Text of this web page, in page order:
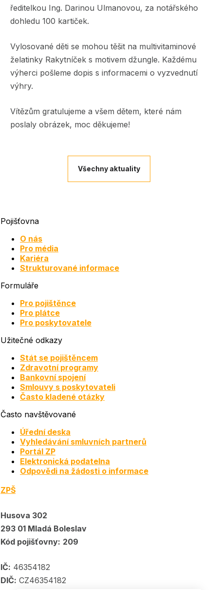
ředitelkou Ing. Darinou Ulmanovou, za notářského
dohledu 100 kartiček.
Vylosované děti se mohou těšit na multivitaminové
želatinky Rakytníček s motivem džungle. Každému
výherci pošleme dopis s informacemi o vyzvednutí
výhry.
Vítězům gratulujeme a všem dětem, které nám
poslaly obrázek, moc děkujeme!
Všechny aktuality
Pojišťovna
O nás
Pro média
Kariéra
Strukturované informace
Formuláře
Pro pojištěnce
Pro plátce
Pro poskytovatele
Užitečné odkazy
Stát se pojištěncem
Zdravotní programy
Bankovní spojení
Smlouvy s poskytovateli
Často kladené otázky
Často navštěvované
Úřední deska
Vyhledávání smluvních partnerů
Portál ZP
Elektronická podatelna
Odpovědi na žádosti o informace
ZPŠ
Husova 302
293 01 Mladá Boleslav
Kód pojišťovny: 209
IČ: 46354182
DIČ: CZ46354182